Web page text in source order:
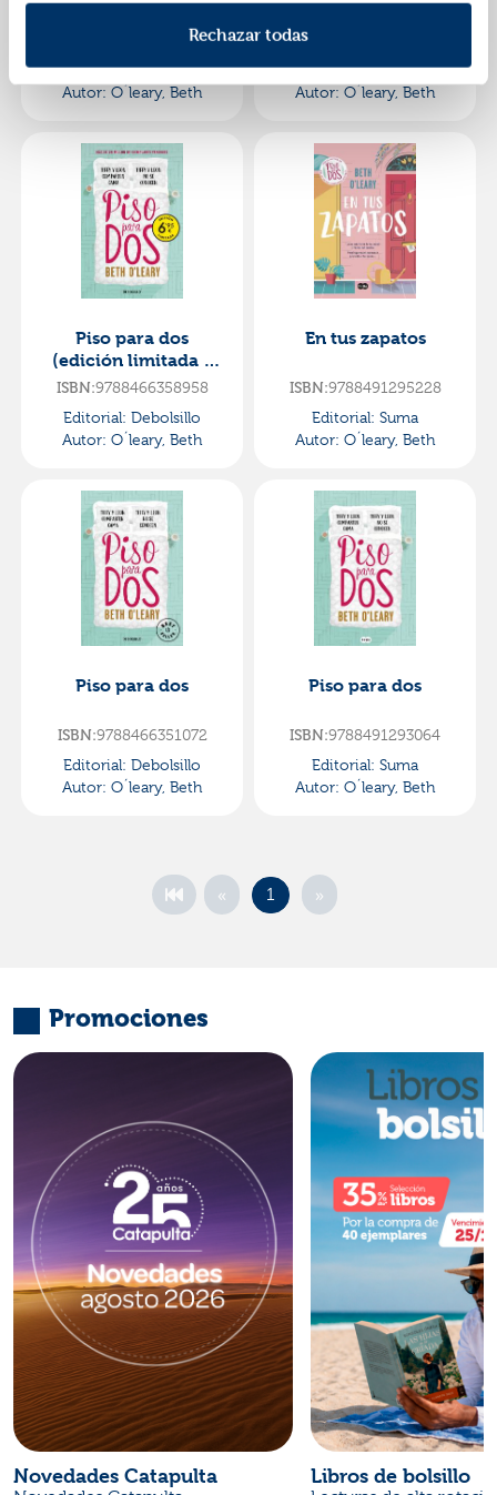
Rechazar todas
9788466359054
Editorial:Debolsillo
Autor: O´leary, Beth
ISBN:
Editorial:Suma
Autor: O´leary, Beth
Piso para dos
(edición limitada a
precio especial)
ISBN:9788466358958
Editorial: Debolsillo
Autor: O´leary, Beth
En tus zapatos
ISBN:9788491295228
Editorial: Suma
Autor: O´leary, Beth
Piso para dos
ISBN:9788466351072
Editorial: Debolsillo
Autor: O´leary, Beth
Piso para dos
ISBN:9788491293064
Editorial: Suma
Autor: O´leary, Beth
« 1 »
Promociones
Novedades Catapulta Libros de bolsillo